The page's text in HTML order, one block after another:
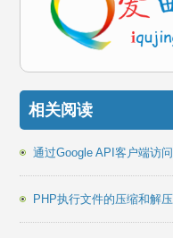
相关阅读
通过Google API客户端访
PHP执行文件的压缩和解